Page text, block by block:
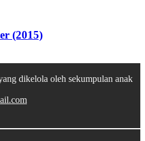
(2015)
dikelola oleh sekumpulan anak